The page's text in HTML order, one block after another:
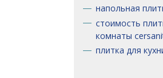
напольная
стоимость
комнаты
плитка для